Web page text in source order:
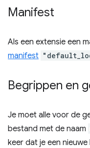
Manifest
Als een extensie een
manifest
Begrippen en
Je moet alle voor de
bestand met de naam
keer dat je een